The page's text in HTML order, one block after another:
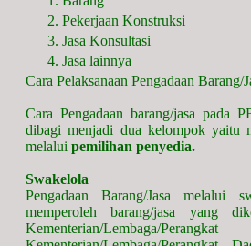
Pekerjaan Konstruksi
Jasa Konsultasi
Jasa lainnya
Cara Pelaksanaan Pengadaan Barang/
Cara Pengadaan barang/jasa pada
dibagi menjadi dua kelompok yaitu
melalui pemilihan penyedia.
Swakelola
Pengadaan Barang/Jasa melalui
memperoleh barang/jasa yang
Kementerian/Lembaga/